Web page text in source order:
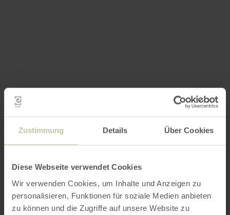
Zustimmung Details Über Cookies
Diese Webseite verwendet Cookies
Wir verwenden Cookies, um Inhalte und Anzeigen zu
personalisieren, Funktionen für soziale Medien anbieten
zu können und die Zugriffe auf unsere Website zu